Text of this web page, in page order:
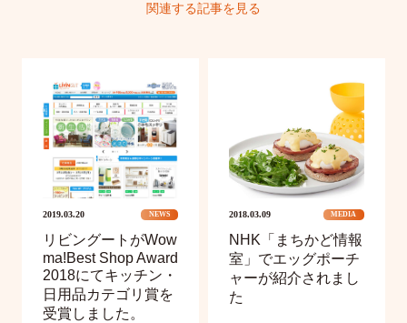
関連する記事を見る
2019.03.20 NEWS
リビングートがWow
ma!Best Shop Award
2018にてキッチン・
日用品カテゴリ賞を
受賞しました。
2018.03.09 MEDIA
NHK「まちかど情報
室」でエッグポーチ
ャーが紹介されまし
た